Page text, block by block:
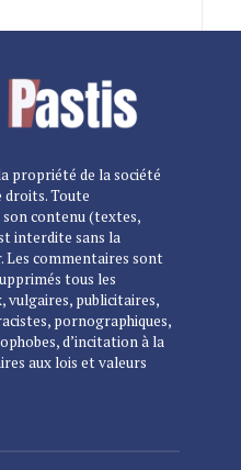
propriété de la société
droits. Toute
contenu (textes,
interdite sans la
Les commentaires sont
tous les
vulgaires, publicitaires,
pornographiques,
d’incitation à la
aux lois et valeurs